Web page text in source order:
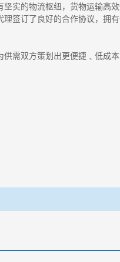
实的物流枢纽，货物运输高
签订了良好的合作协议，拥
需双方策划出更便捷﹑低成